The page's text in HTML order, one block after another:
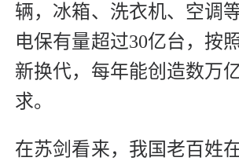
辆，冰箱、洗衣机、空调
电保有量超过30亿台，按
新换代，每年能创造数万
求。
在苏剑看来，我国老百姓